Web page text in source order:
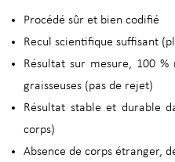
Procédé sûr et bien codifié
Recul scientifique suffisant
Résultat sur mesure, 100
graisseuses (pas de rejet)
Résultat stable et durable
corps)
Absence de corps étranger,